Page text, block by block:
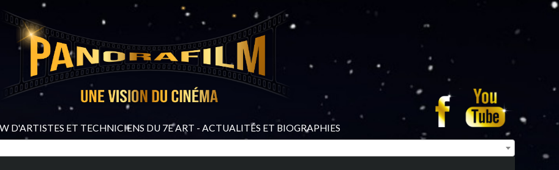
D'ARTISTES ET TECHNICIENS DU 7E ART - ACTUALITÉS ET BIOGRAPHIES